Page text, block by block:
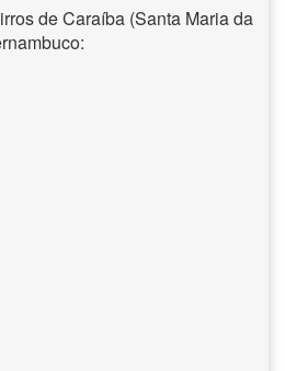
de Caraíba (Santa Maria da